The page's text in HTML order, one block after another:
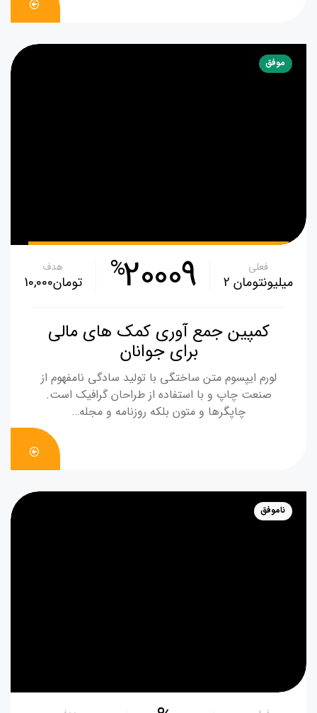
DONATE
NOW
فعلی
‪2 میلیونتومان‬ 20009
% هدف
‪10,000تومان‬
کمپین جمع آوری کمک های مالی
برای جوانان
لورم ایپسوم متن ساختگی با تولید سادگی نامفهوم از
صنعت چاپ و با استفاده از طراحان گرافیک است.
چاپگرها و متون بلکه روزنامه و مجله…
DONATE
NOW
موفق
ناموفق